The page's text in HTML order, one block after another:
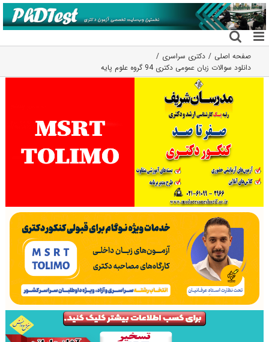
رفتن
به
محتوا
صفحه اصلی
دکتری سراسری
دانلود سوالات زبان عمومی دکتری 94 گروه علوم پایه